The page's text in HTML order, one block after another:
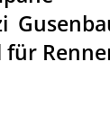
für